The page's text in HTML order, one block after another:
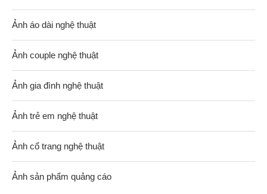
Ảnh áo dài nghệ thuật
Ảnh couple nghệ thuật
Ảnh gia đình nghệ thuật
Ảnh trẻ em nghệ thuật
Ảnh cổ trang nghệ thuật
Ảnh sản phẩm quảng cáo